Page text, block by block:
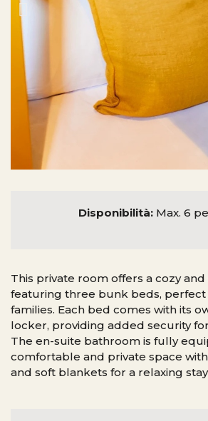
Disponibilità: Max. 6
This private room offers a cozy
featuring three bunk beds,
families. Each bed comes with its
locker, providing added security
The en-suite bathroom is fully
comfortable and private space
and soft blankets for a relaxing